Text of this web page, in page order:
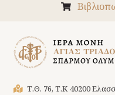
Τ.Θ. 76, Τ.Κ 40200